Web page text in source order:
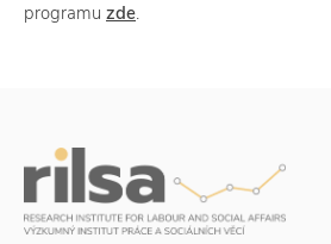
programu zde.